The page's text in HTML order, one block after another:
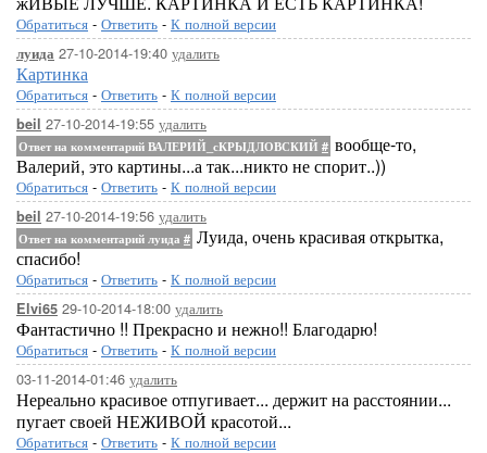
Обратиться - Ответить - К полной версии
луида 27-10-2014-19:40 удалить
Картинка
Обратиться - Ответить - К полной версии
beil 27-10-2014-19:55 удалить
Ответ на комментарий ВАЛЕРИЙ_сКРЫДЛОВСКИЙ # вообще-то,
Валерий, это картины...а так...никто не спорит..))
Обратиться - Ответить - К полной версии
beil 27-10-2014-19:56 удалить
Ответ на комментарий луида # Луида, очень красивая открытка,
спасибо!
Обратиться - Ответить - К полной версии
Elvi65 29-10-2014-18:00 удалить
Фантастично !! Прекрасно и нежно!! Благодарю!
Обратиться - Ответить - К полной версии
03-11-2014-01:46 удалить
Нереально красивое отпугивает... держит на расстоянии...
пугает своей НЕЖИВОЙ красотой...
Обратиться - Ответить - К полной версии